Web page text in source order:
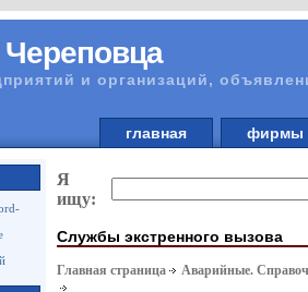
и организаций,
главная
Я
ищу:
Службы экстренного вызова
Главная страница Аварийные.